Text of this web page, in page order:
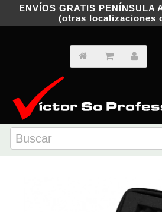
ENVÍOS GRATIS PENÍNSULA
(otras localizaciones